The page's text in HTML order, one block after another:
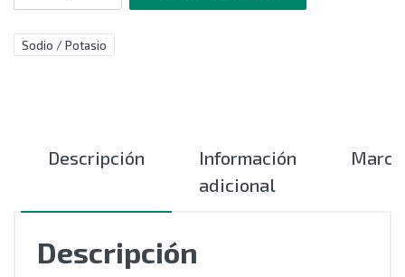
Sodio / Potasio
Descripción
Información
adicional
Marca
Descripción